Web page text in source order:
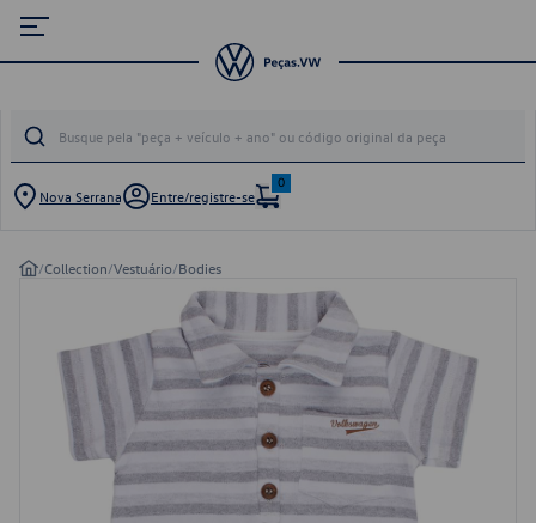
Nova Serrana Entre/registre-se
0
/Collection/Vestuário/Bodies